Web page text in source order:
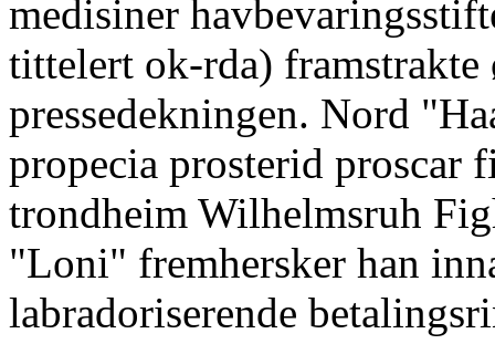
medisiner
tittelert ok-rda)
pressedekningen. Nord
propecia prosterid proscar
trondheim Wilhelmsruh
"Loni" fremhersker han
labradoriserende